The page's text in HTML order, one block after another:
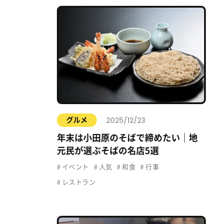
グルメ 2025/12/23
年末は小田原のそばで締めたい｜地
元民が選ぶそばの名店5選
イベント 人気 和食 行事
レストラン